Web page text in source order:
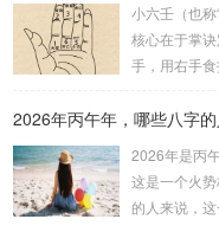
赖关系，可
安紫微星诀
诀：紫微天
小六壬（也称
核心在于掌
手，用右手
吉。留连：
口：位于无
吉：位于无
亡：位于中
2026年丙午年，哪些八字
2026年是丙
这是一个火
的人来说，